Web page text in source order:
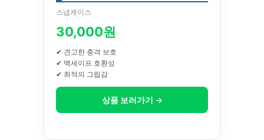
스냅케이스
30,000원
✔ 견고한 충격 보호
✔ 맥세이프 호환성
✔ 최적의 그립감
상품 보러가기 →